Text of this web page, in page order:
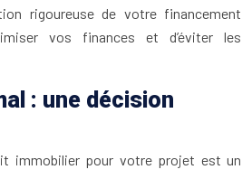
rigoureuse de votre financement
vos finances et d’éviter les
: une décision
immobilier pour votre projet est un